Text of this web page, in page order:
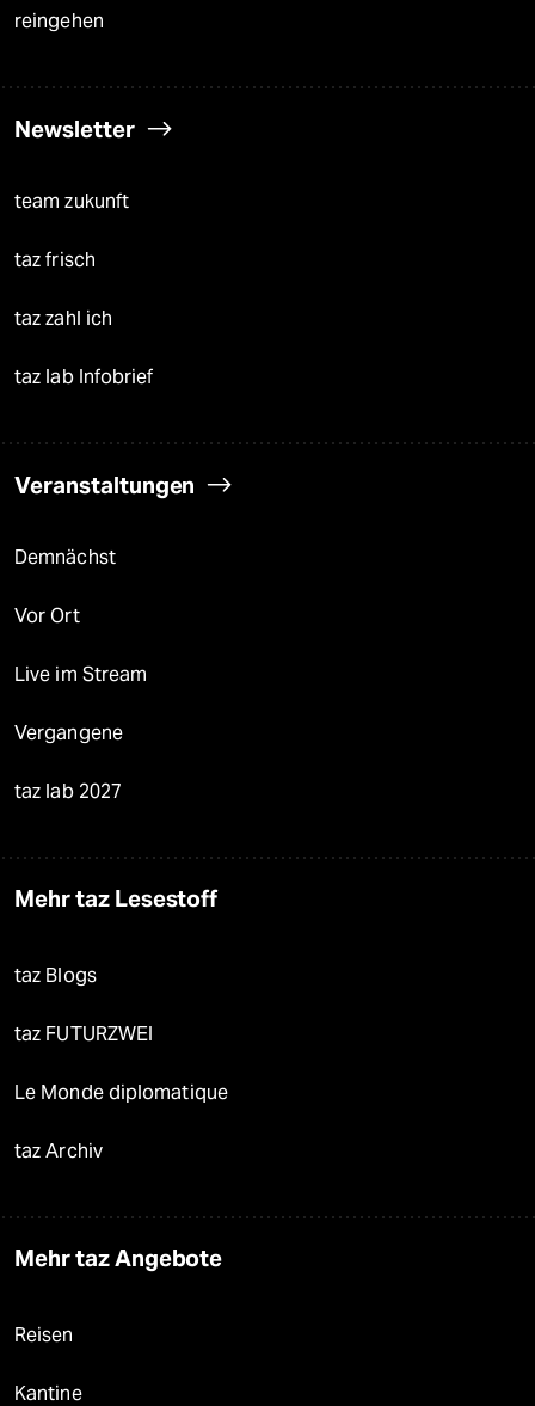
reingehen
Newsletter
team zukunft
taz frisch
taz zahl ich
taz lab Infobrief
Veranstaltungen
Demnächst
Vor Ort
Live im Stream
Vergangene
taz lab 2027
Mehr taz Lesestoff
taz Blogs
taz FUTURZWEI
Le Monde diplomatique
taz Archiv
Mehr taz Angebote
Reisen
Kantine